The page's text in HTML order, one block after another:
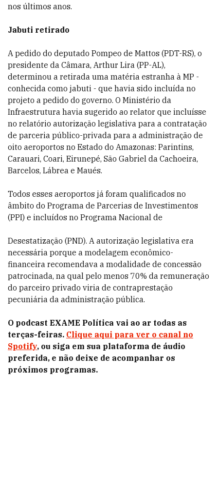
nos últimos anos.
Jabuti retirado
A pedido do deputado Pompeo de Mattos (PDT-RS), o
presidente da Câmara, Arthur Lira (PP-AL),
determinou a retirada uma matéria estranha à MP -
conhecida como jabuti - que havia sido incluída no
projeto a pedido do governo. O Ministério da
Infraestrutura havia sugerido ao relator que incluísse
no relatório autorização legislativa para a contratação
de parceria público-privada para a administração de
oito aeroportos no Estado do Amazonas: Parintins,
Carauari, Coari, Eirunepé, São Gabriel da Cachoeira,
Barcelos, Lábrea e Maués.
Todos esses aeroportos já foram qualificados no
âmbito do Programa de Parcerias de Investimentos
(PPI) e incluídos no Programa Nacional de
Desestatização (PND). A autorização legislativa era
necessária porque a modelagem econômico-
financeira recomendava a modalidade de concessão
patrocinada, na qual pelo menos 70% da remuneração
do parceiro privado viria de contraprestação
pecuniária da administração pública.
O podcast EXAME Política vai ao ar todas as
terças-feiras. Clique aqui para ver o canal no
Spotify, ou siga em sua plataforma de áudio
preferida, e não deixe de acompanhar os
próximos programas.